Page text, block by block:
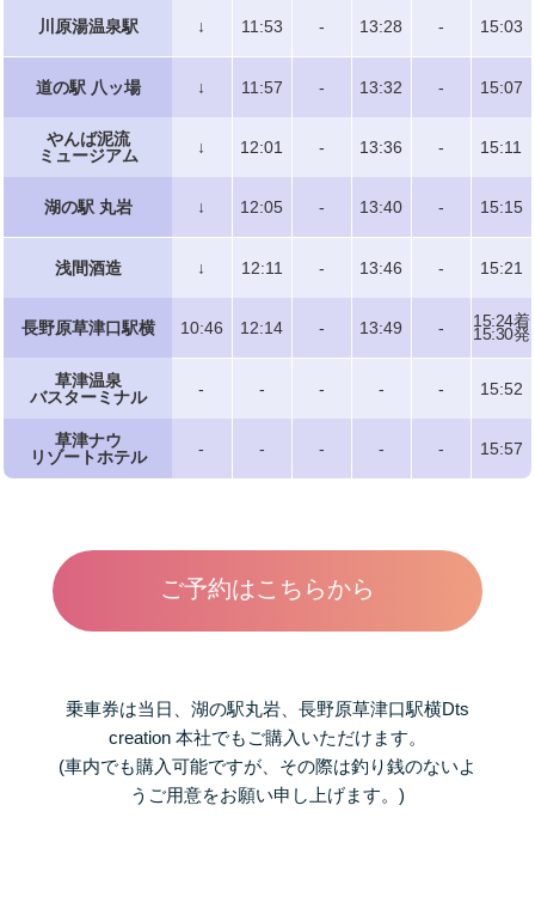
川原湯温泉駅 ↓ 11:53 - 13:28 - 15:03
道の駅 八ッ場 ↓ 11:57 - 13:32 - 15:07
やんば泥流
ミュージアム
↓ 12:01 - 13:36 - 15:11
湖の駅 丸岩 ↓ 12:05 - 13:40 - 15:15
浅間酒造 ↓ 12:11 - 13:46 - 15:21
長野原草津口駅横 10:46 12:14 - 13:49 - 15:24着
15:30発
草津温泉
バスターミナル
- - - - - 15:52
草津ナウ
リゾートホテル
- - - - - 15:57
ご予約はこちらから
乗車券は当日、湖の駅丸岩、長野原草津口駅横Dts
creation 本社でもご購入いただけます。
(車内でも購入可能ですが、その際は釣り銭のないよ
うご用意をお願い申し上げます。)